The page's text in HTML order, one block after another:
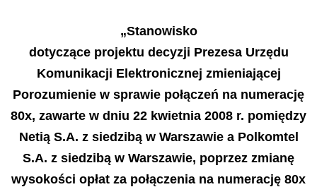
„Stanowisko
dotyczące projektu decyzji Prezesa Urzędu
Komunikacji Elektronicznej zmieniającej
Porozumienie w sprawie połączeń na numerację
80x, zawarte w dniu 22 kwietnia 2008 r. pomiędzy
Netią S.A. z siedzibą w Warszawie a Polkomtel
S.A. z siedzibą w Warszawie, poprzez zmianę
wysokości opłat za połączenia na numerację 80x